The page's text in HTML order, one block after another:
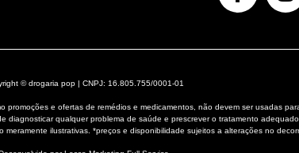
© drogaria pop | CNPJ: 16.805.755/0001-01
e ofertas de remédios e medicamentos, não devem ser usadas
diagnosticar qualquer problema de saúde e prescrever o tratamento
ilustrativas. *preços e disponibilidade sujeitos a alterações no